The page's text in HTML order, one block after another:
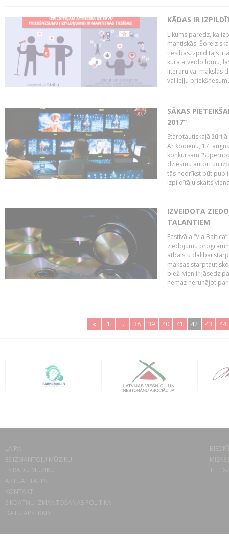
KĀDAS IR
Likums paredz, ka
mantiskās. Šoreiz
tiesības.Izpildītājs ir
kura atveido lomu,
literāru vai mākslas
vai leļļu
SĀKAS
2017”
Starptautiskajā
Ar šodienu, 17.
konkursam
dziesmu autori un
tās nedrīkst būt
izpildītāju skaits
IZVEIDOTA
TALANTIEM
Festivāla “Via
ziedojumu
atbalstu dalībai
maksas
bieži vien ir jāsedz
nemaz nerunājot
« 1 .. 38 39 40 41 42 43 44
LAIPA
ES IZMANTOJU MŪZIKU
ES RADU MŪZIKU
AKTUALITĀTES
KONTAKTI
SĪKDATŅU IZMANTOŠANAS POLITIKA
DATU APSTRĀDE
TEL.